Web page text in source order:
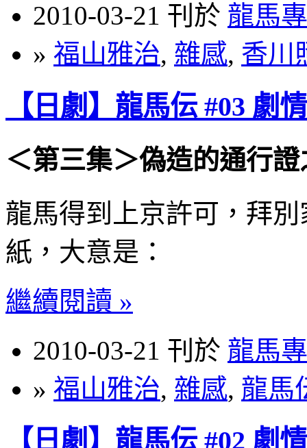
2010-03-21 刊於 龍馬
» 福山雅治, 雜感, 香川
【日劇】龍馬伝 #03 劇
＜第三集＞偽造的通行證
龍馬得到上京許可，拜
紙，大意是：
繼續閱讀 »
2010-03-21 刊於 龍馬
» 福山雅治, 雜感, 龍馬
【日劇】龍馬伝 #02 劇